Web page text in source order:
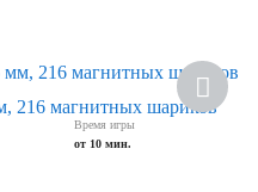
216 магнитных шариков
Время игры
от 10 мин.